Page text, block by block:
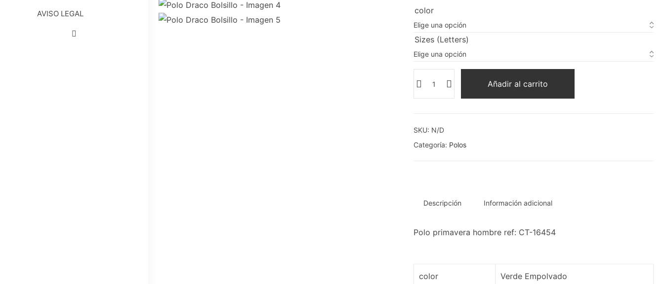
AVISO LEGAL color
Sizes (Letters)
Draco
Bolsillo
Añadir al carrito
SKU: N/D
Categoría: Polos
Descripción Información adicional
Polo primavera hombre ref: CT-16454
color Verde Empolvado